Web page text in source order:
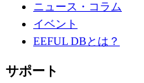
ニュース・コラム
イベント
EEFUL DBとは？
サポート